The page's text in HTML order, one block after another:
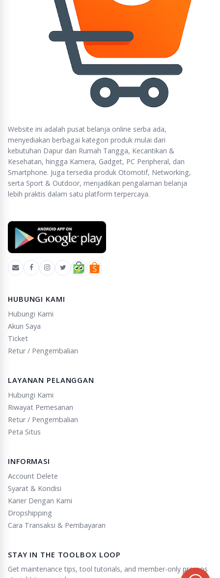
Website ini adalah pusat belanja online serba ada,
menyediakan berbagai kategori produk mulai dari
kebutuhan Dapur dan Rumah Tangga, Kecantikan &
Kesehatan, hingga Kamera, Gadget, PC Peripheral, dan
Smartphone. Juga tersedia produk Otomotif, Networking,
serta Sport & Outdoor, menjadikan pengalaman belanja
lebih praktis dalam satu platform terpercaya.
HUBUNGI KAMI
Hubungi Kami
Akun Saya
Ticket
Retur / Pengembalian
LAYANAN PELANGGAN
Hubungi Kami
Riwayat Pemesanan
Retur / Pengembalian
Peta Situs
INFORMASI
Account Delete
Syarat & Kondisi
Karier Dengan Kami
Dropshipping
Cara Transaksi & Pembayaran
STAY IN THE TOOLBOX LOOP
Get maintenance tips, tool tutorials, and member-only promos